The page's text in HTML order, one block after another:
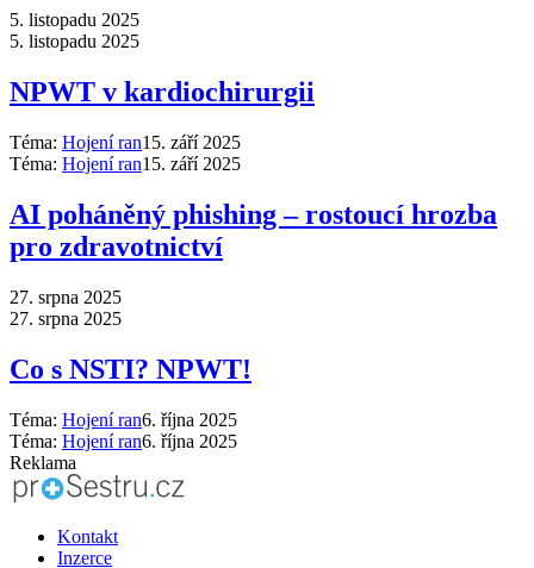
5. listopadu 2025
5. listopadu 2025
NPWT v kardiochirurgii
Téma: Hojení ran15. září 2025
Téma: Hojení ran15. září 2025
AI poháněný phishing –⁠ rostoucí hrozba
pro zdravotnictví
27. srpna 2025
27. srpna 2025
Co s NSTI? NPWT!
Téma: Hojení ran6. října 2025
Téma: Hojení ran6. října 2025
Reklama
Kontakt
Inzerce